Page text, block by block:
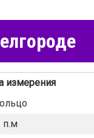
измерения
п.м